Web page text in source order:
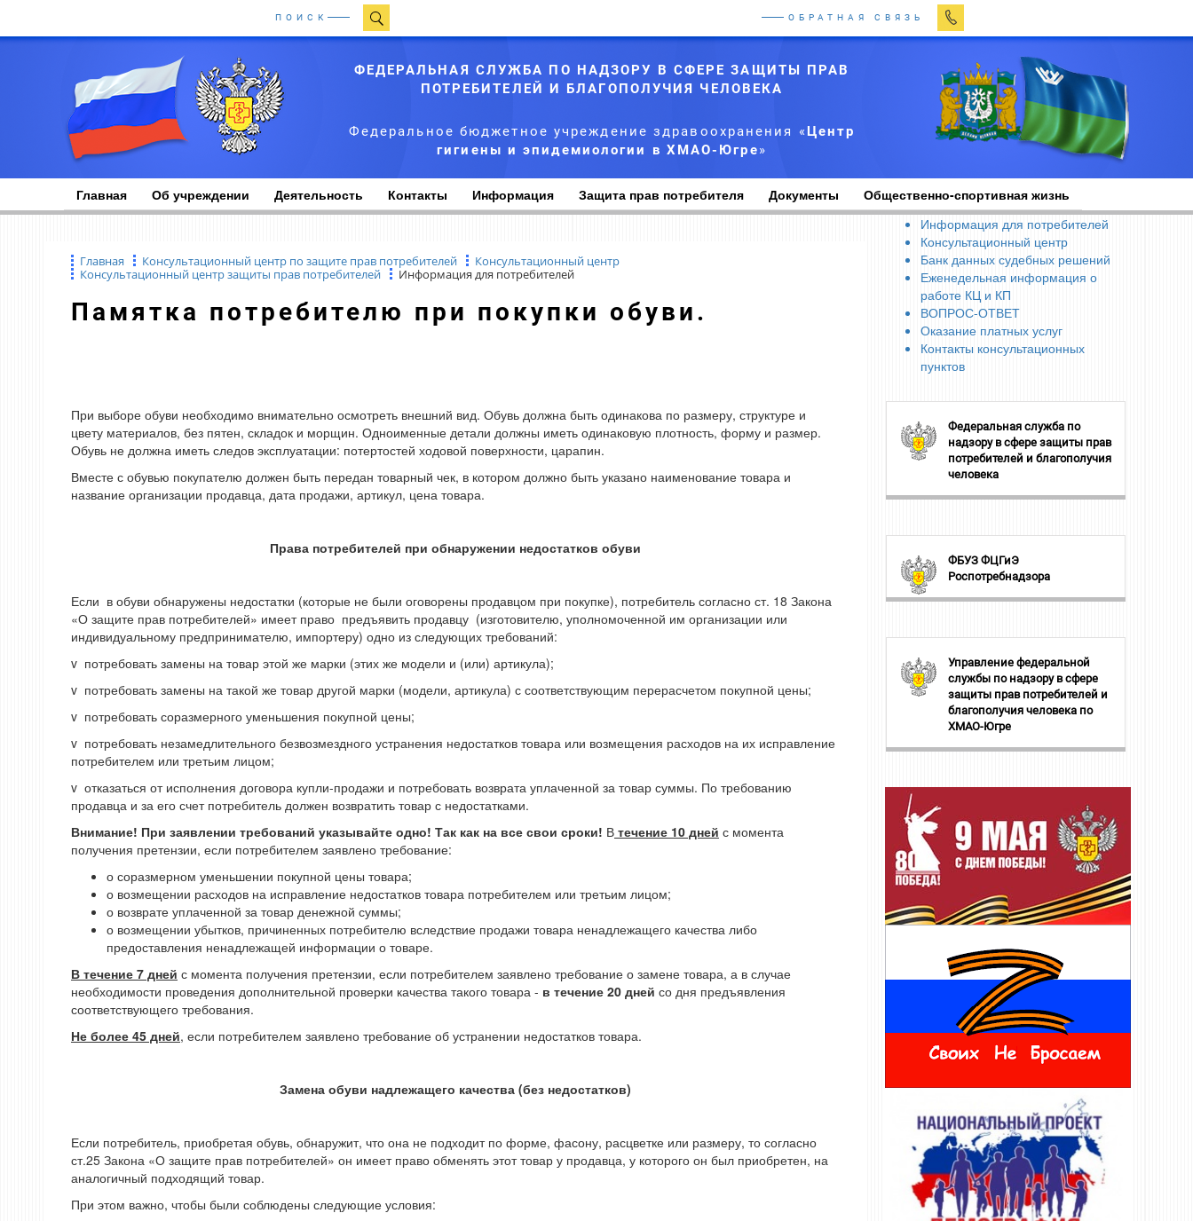
ПОИСК ОБРАТНАЯ СВЯЗЬ
ФЕДЕРАЛЬНАЯ СЛУЖБА ПО НАДЗОРУ В СФЕРЕ ЗАЩИТЫ ПРАВ
ПОТРЕБИТЕЛЕЙ И БЛАГОПОЛУЧИЯ ЧЕЛОВЕКА
Федеральное бюджетное учреждение здравоохранения «Центр
гигиены и эпидемиологии в ХМАО-Югре»
Главная Об учреждении Деятельность Контакты Информация Защита прав потребителя Документы Общественно-спортивная жизнь
Главная Консультационный центр по защите прав потребителей
Консультационный центр
Консультационный центр защиты прав потребителей
Информация для потребителей
Памятка потребителю при покупки обуви.
При выборе обуви необходимо внимательно осмотреть внешний вид. Обувь должна быть одинакова по размеру, структуре и
цвету материалов, без пятен, складок и морщин. Одноименные детали должны иметь одинаковую плотность, форму и размер.
Обувь не должна иметь следов эксплуатации: потертостей ходовой поверхности, царапин.
Вместе с обувью покупателю должен быть передан товарный чек, в котором должно быть указано наименование товара и
название организации продавца, дата продажи, артикул, цена товара.
Права потребителей при обнаружении недостатков обуви
Если в обуви обнаружены недостатки (которые не были оговорены продавцом при покупке), потребитель согласно ст. 18 Закона
«О защите прав потребителей» имеет право предъявить продавцу (изготовителю, уполномоченной им организации или
индивидуальному предпринимателю, импортеру) одно из следующих требований:
v потребовать замены на товар этой же марки (этих же модели и (или) артикула);
v потребовать замены на такой же товар другой марки (модели, артикула) с соответствующим перерасчетом покупной цены;
v потребовать соразмерного уменьшения покупной цены;
v потребовать незамедлительного безвозмездного устранения недостатков товара или возмещения расходов на их исправление
потребителем или третьим лицом;
v отказаться от исполнения договора купли-продажи и потребовать возврата уплаченной за товар суммы. По требованию
продавца и за его счет потребитель должен возвратить товар с недостатками.
Внимание! При заявлении требований указывайте одно! Так как на все свои сроки! В течение 10 дней с момента
получения претензии, если потребителем заявлено требование:
о соразмерном уменьшении покупной цены товара;
о возмещении расходов на исправление недостатков товара потребителем или третьим лицом;
о возврате уплаченной за товар денежной суммы;
о возмещении убытков, причиненных потребителю вследствие продажи товара ненадлежащего качества либо
предоставления ненадлежащей информации о товаре.
В течение 7 дней с момента получения претензии, если потребителем заявлено требование о замене товара, а в случае
необходимости проведения дополнительной проверки качества такого товара - в течение 20 дней со дня предъявления
соответствующего требования.
Не более 45 дней, если потребителем заявлено требование об устранении недостатков товара.
Замена обуви надлежащего качества (без недостатков)
Если потребитель, приобретая обувь, обнаружит, что она не подходит по форме, фасону, расцветке или размеру, то согласно
ст.25 Закона «О защите прав потребителей» он имеет право обменять этот товар у продавца, у которого он был приобретен, на
аналогичный подходящий товар.
При этом важно, чтобы были соблюдены следующие условия:
Информация для потребителей
Консультационный центр
Банк данных судебных решений
Еженедельная информация о
работе КЦ и КП
ВОПРОС-ОТВЕТ
Оказание платных услуг
Контакты консультационных
пунктов
Федеральная служба по
надзору в сфере защиты прав
потребителей и благополучия
человека
ФБУЗ ФЦГиЭ
Роспотребнадзора
Управление федеральной
службы по надзору в сфере
защиты прав потребителей и
благополучия человека по
ХМАО-Югре